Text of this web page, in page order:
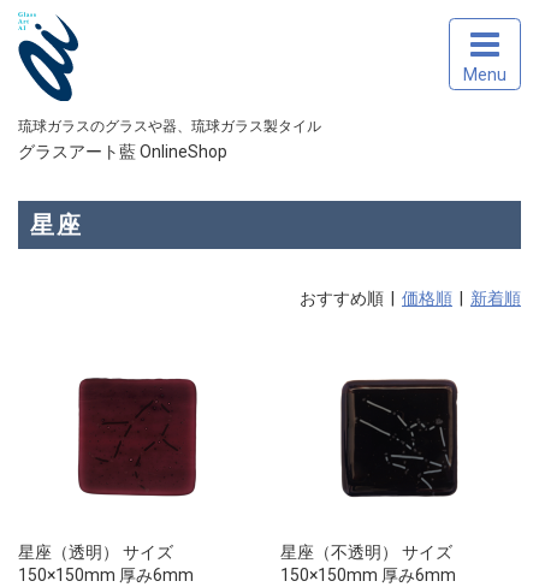
琉球ガラスのグラスや器、琉球ガラス製タイル
グラスアート藍 OnlineShop
Menu
星座
おすすめ順 | 価格順 | 新着順
星座（透明） サイズ
150×150mm 厚み6mm
星座（不透明） サイズ
150×150mm 厚み6mm